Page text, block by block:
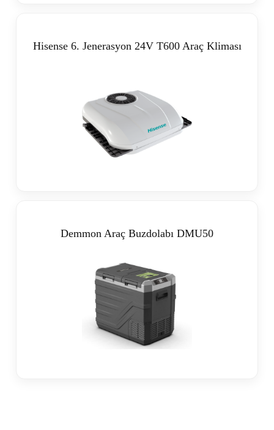
Hisense 6. Jenerasyon 24V T600 Araç Kliması
Demmon Araç Buzdolabı DMU50